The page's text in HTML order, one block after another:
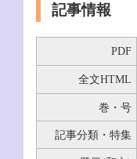
記事情報
PDF
全文HTML
巻・号
記事分類・特集